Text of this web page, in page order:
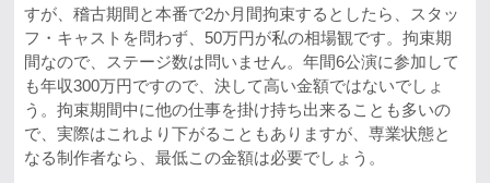
すが、稽古期間と本番で2か月間拘束するとしたら、スタッ
フ・キャストを問わず、50万円が私の相場観です。拘束期
間なので、ステージ数は問いません。年間6公演に参加して
も年収300万円ですので、決して高い金額ではないでしょ
う。拘束期間中に他の仕事を掛け持ち出来ることも多いの
で、実際はこれより下がることもありますが、専業状態と
なる制作者なら、最低この金額は必要でしょう。